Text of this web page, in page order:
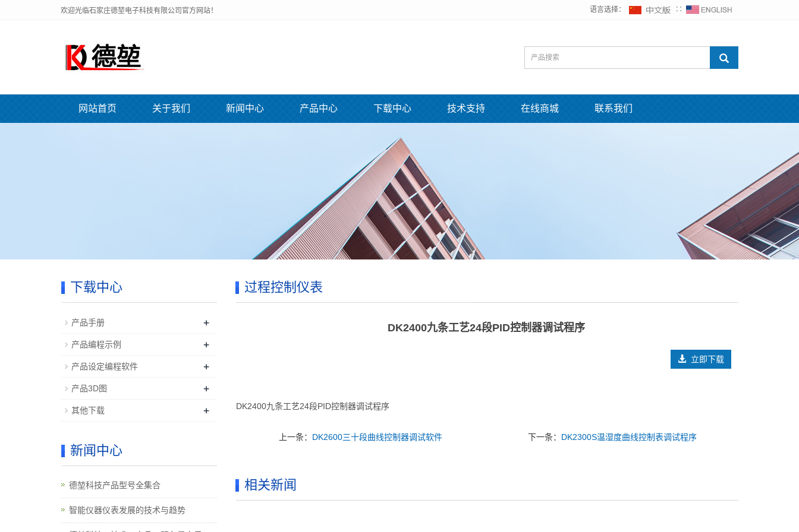
欢迎光临石家庄德堃电子科技有限公司官方网站！ 语言选择： ∷
网站首页 关于我们 新闻中心 产品中心 下载中心 技术支持 在线商城 联系我们
过程控制仪表
DK2400九条工艺24段PID控制器调试程序​
立即下载
DK2400九条工艺24段PID控制器调试程序
上一条： DK2600三十段曲线控制器调试软件 下一条： DK2300S温湿度曲线控制表调试程序
相关新闻
下载中心
产品手册 +
产品编程示例 +
产品设定编程软件 +
产品3D图 +
其他下载 +
新闻中心
德堃科技产品型号全集合
智能仪器仪表发展的技术与趋势